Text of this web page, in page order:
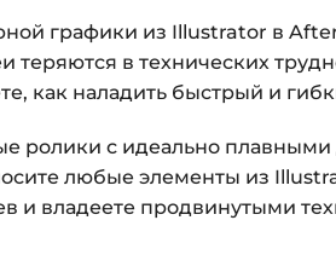
графики из Illustrator в
в технических
как наладить быстрый и
ролики с идеально
любые элементы из
и владеете продвинутыми